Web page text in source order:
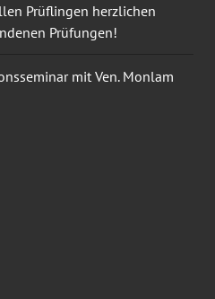
Prüflingen herzlichen
Prüfungen!
mit Ven. Monlam